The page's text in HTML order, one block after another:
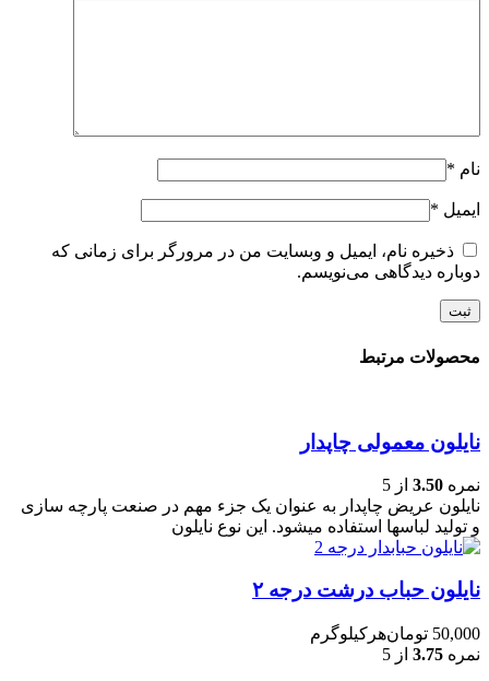
نام *
ایمیل *
ذخیره نام، ایمیل و وبسایت من در مرورگر برای زمانی که
دوباره دیدگاهی می‌نویسم.
محصولات مرتبط
نایلون معمولی چاپدار
نمره 3.50 از 5
نایلون عریض چاپدار به عنوان یک جزء مهم در صنعت پارچه سازی
و تولید لباسها استفاده میشود. این نوع نایلون
نایلون حباب درشت درجه ۲
50,000 تومانهرکیلوگرم
نمره 3.75 از 5